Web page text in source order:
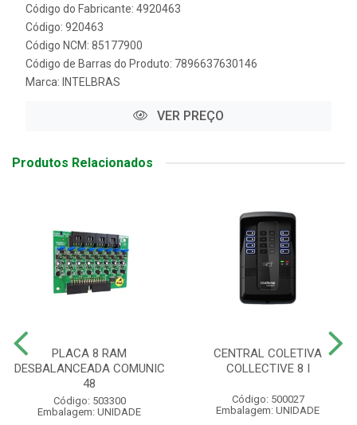
Código do Fabricante: 4920463
Código: 920463
Código NCM: 85177900
Código de Barras do Produto: 7896637630146
Marca: INTELBRAS
VER PREÇO
Produtos Relacionados
PLACA 8 RAM
DESBALANCEADA COMUNIC
48
Código: 503300
Embalagem: UNIDADE
CENTRAL COLETIVA
COLLECTIVE 8 I
Código: 500027
Embalagem: UNIDADE